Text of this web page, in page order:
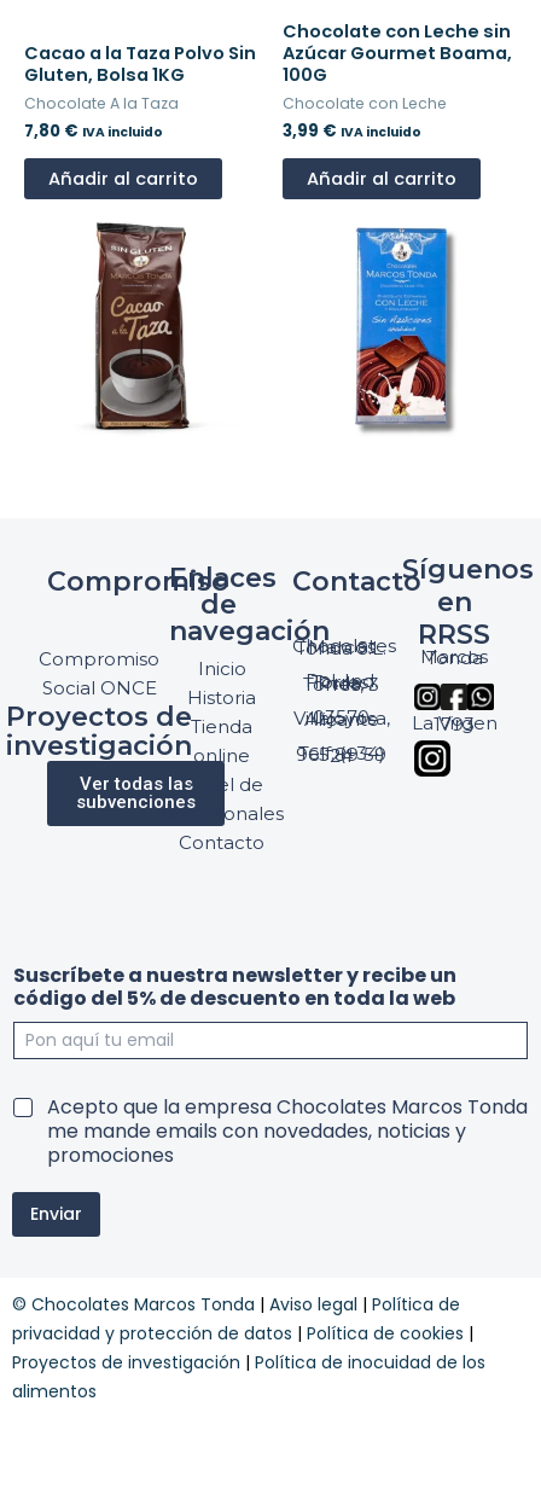
Cacao a la Taza Polvo Sin
Gluten, Bolsa 1KG
Chocolate A la Taza
7,80 € IVA incluido
Añadir al carrito
Chocolate con Leche sin
Azúcar Gourmet Boama,
100G
Chocolate con Leche
3,99 € IVA incluido
Añadir al carrito
Compromiso
Compromiso
Social ONCE
Proyectos de
investigación
Ver todas las
subvenciones
Enlaces
de
navegación
Inicio
Historia
Tienda
online
Panel de
profesionales
Contacto
Contacto
Chocolates Marcos Tonda S.L.
Pol. Ind. Torres, Ptda. Torres, 3
03570 Villajoyosa, Alicante
Telf: (+34) 965 89 59 24
Síguenos
en
RRSS
Marcos Tonda
La Virgen 1793
e
b
y
t
o
d
a
ó
d
o
Suscríbete a nuestra newsletter y recibe un
código del 5% de descuento en toda la web
T
i
o
c
o
n
d
i
Acepto que la empresa Chocolates Marcos Tonda
me mande emails con novedades, noticias y
promociones
Enviar
© Chocolates Marcos Tonda | Aviso legal | Política de
privacidad y protección de datos | Política de cookies |
Proyectos de investigación | Política de inocuidad de los
alimentos